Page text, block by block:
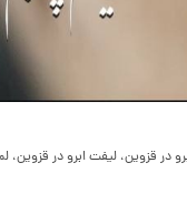
قزوین، لیفت ابرو در قزوین،